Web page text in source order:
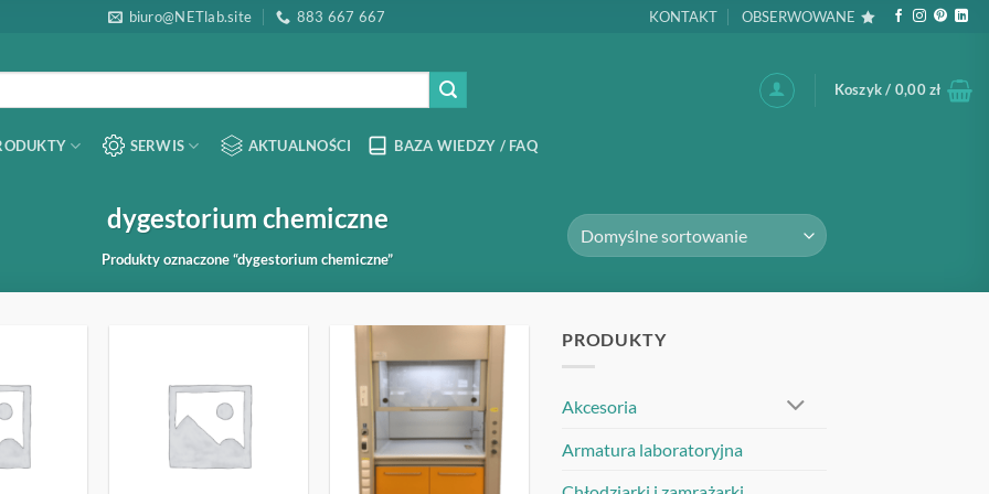
biuro@NETlab.site 883 667 667 KONTAKT OBSERWOWANE
Koszyk / 0,00zł
SERWIS AKTUALNOŚCI BAZA WIEDZY / FAQ
dygestorium chemiczne
Produkty oznaczone “dygestorium chemiczne”
OBSERWUJ OBSERWUJ OBSERWUJ
PRODUKTY
Akcesoria
Armatura laboratoryjna